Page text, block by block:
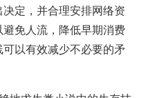
定，并合理安排网络资
免人流，降低早期消费
以有效减少不必要的矛